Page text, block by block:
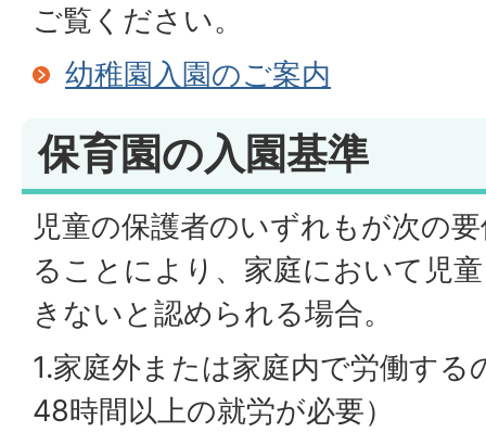
ご覧ください。
幼稚園入園のご案内
保育園の入園基準
児童の保護者のいずれもが次の
ることにより、家庭において児
きないと認められる場合。
1.家庭外または家庭内で労働す
48時間以上の就労が必要）